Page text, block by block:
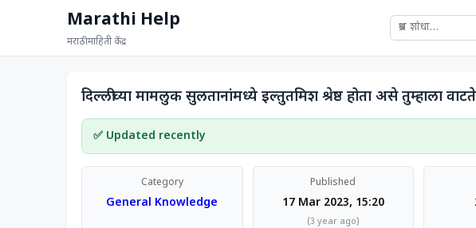
Marathi Help
मराठी माहिती केंद्र
दिल्लीच्या मामलुक सुलतानांमध्ये इल्तुतमिश श्रेष्ठ होता असे तुम्हाला
✅ Updated recently
Category
General Knowledge
Published
17 Mar 2023, 15:20
(3 year ago)